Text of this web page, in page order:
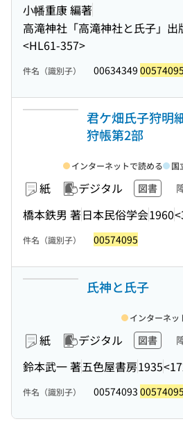
小幡重康 編著
高滝神社「高滝神社と氏子」出
<HL61-357>
件名（識別子） 00634349 00574095
君ケ畑氏子狩明
狩帳第2部
紙 デジタル 図書
橋本鉄男 著日本民俗学会1960
インターネットで読める 国
件名（識別子） 00574095
氏神と氏子
紙 デジタル 図書
鈴本武一 著五色屋書房1935
インターネッ
件名（識別子） 00574093 00574095